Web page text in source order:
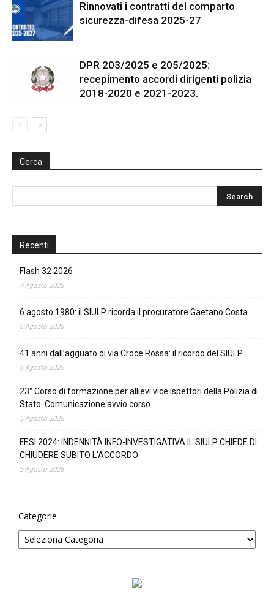
Rinnovati i contratti del comparto
sicurezza-difesa 2025-27
DPR 203/2025 e 205/2025:
recepimento accordi dirigenti polizia
2018-2020 e 2021-2023.
Cerca
Recenti
Flash 32 2026
7 Agosto 2026
6 agosto 1980: il SIULP ricorda il procuratore Gaetano Costa
6 Agosto 2026
41 anni dall’agguato di via Croce Rossa: il ricordo del SIULP
6 Agosto 2026
23° Corso di formazione per allievi vice ispettori della Polizia di
Stato. Comunicazione avvio corso
5 Agosto 2026
FESI 2024: INDENNITÀ INFO-INVESTIGATIVA IL SIULP CHIEDE DI
CHIUDERE SUBITO L’ACCORDO
5 Agosto 2026
Categorie